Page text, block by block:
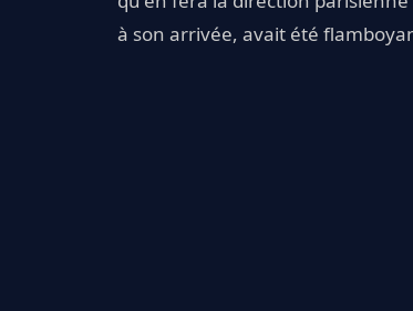
à son arrivée, avait été